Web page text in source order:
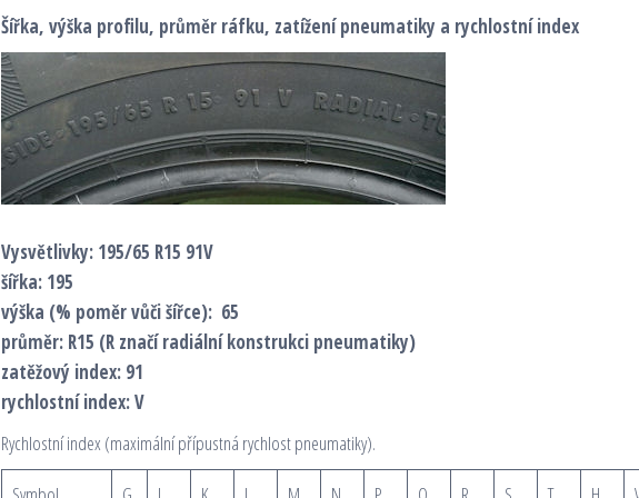
Šířka, výška profilu, průměr ráfku, zatížení pneumatiky a rychlostní index
Vysvětlivky: 195/65 R15 91V
šířka: 195
výška (% poměr vůči šířce): 65
průměr: R15 (R značí radiální konstrukci pneumatiky)
zatěžový index: 91
rychlostní index: V
Rychlostní index (maximální přípustná rychlost pneumatiky).